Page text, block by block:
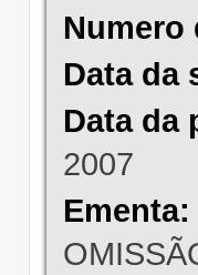
Numero
Data da
Data da
2007
Ementa: